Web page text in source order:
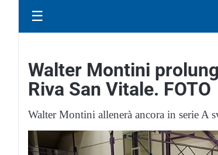
☰
Walter Montini
Riva San Vitale. FOTO
Walter Montini allenerà ancora in serie A